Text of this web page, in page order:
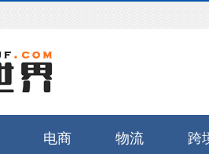
电商 物流 跨